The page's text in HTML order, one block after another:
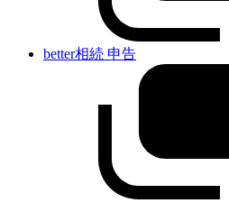
better相続 申告